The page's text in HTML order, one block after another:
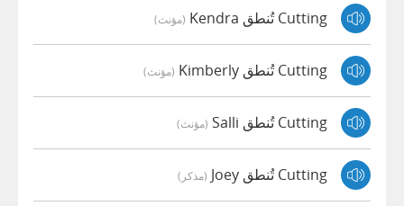
Cutting تُنطق Kendra (مؤنث)
Cutting تُنطق Kimberly (مؤنث)
Cutting تُنطق Salli (مؤنث)
Cutting تُنطق Joey (مذكر)